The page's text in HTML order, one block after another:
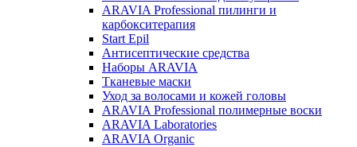
ARAVIA Professional пилинги и
карбокситерапия
Start Epil
Антисептические средства
Наборы ARAVIA
Тканевые маски
Уход за волосами и кожей головы
ARAVIA Professional полимерные воски
ARAVIA Laboratories
ARAVIA Organic